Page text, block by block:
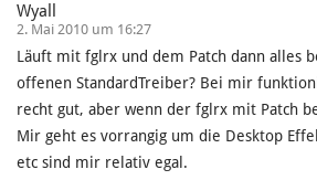
Wyall
2. Mai 2010 um 16:27
Läuft mit fglrx und dem Patch dann alles
offenen StandardTreiber? Bei mir
recht gut, aber wenn der fglrx mit Patch
Mir geht es vorrangig um die Desktop
etc sind mir relativ egal.